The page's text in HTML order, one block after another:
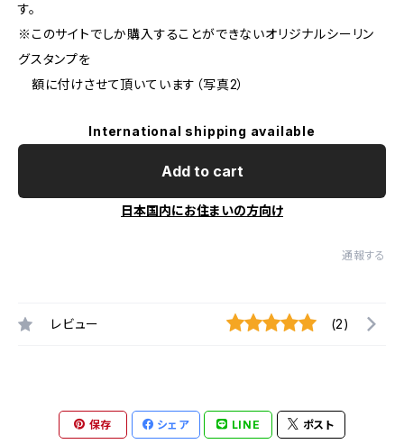
す。
※このサイトでしか購入することができないオリジナルシーリン
グスタンプを
額に付けさせて頂いています（写真2）
International shipping available
Add to cart
日本国内にお住まいの方向け
通報する
レビュー (2)
保存 シェア LINE ポスト